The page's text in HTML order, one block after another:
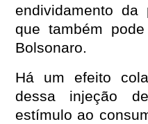
endividamento
que também
Bolsonaro.
Há um efeito
dessa injeção
estímulo ao